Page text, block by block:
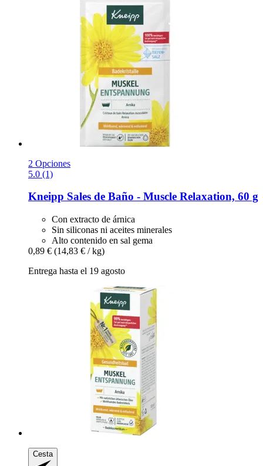
2 Opciones
5.0 (1)
Kneipp Sales de Baño -​ Muscle Relaxation, 60 g
Con extracto de árnica
Sin siliconas ni aceites minerales
Alto contenido en sal gema
0,89 € (14,83 € / kg)
Entrega hasta el 19 agosto
Cesta